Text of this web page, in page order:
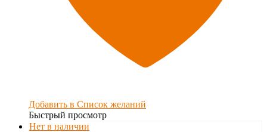
Добавить в Список желаний
Быстрый просмотр
Нет в наличии